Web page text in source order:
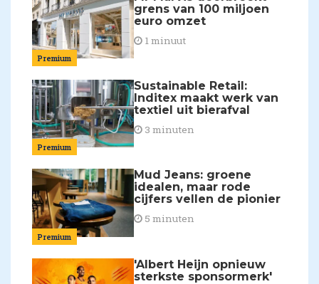
Premium
grens van 100 miljoen
euro omzet
1 minuut
Premium
Sustainable Retail:
Inditex maakt werk van
textiel uit bierafval
3 minuten
Premium
Mud Jeans: groene
idealen, maar rode
cijfers vellen de pionier
5 minuten
'Albert Heijn opnieuw
sterkste sponsormerk'